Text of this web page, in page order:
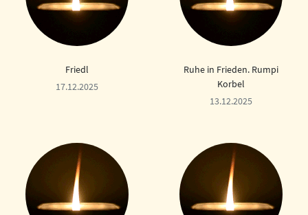
Friedl
17.12.2025
Ruhe in Frieden. Rumpi
Korbel
13.12.2025